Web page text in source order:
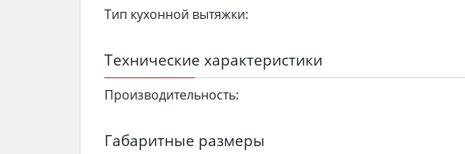
Тип кухонной вытяжки:
Технические характеристики
Производительность:
Габаритные размеры